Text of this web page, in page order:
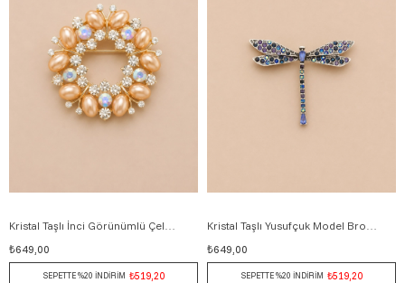
₺649,00
SEPETTE %20 İNDİRİM ₺519,20
₺649,00
SEPETTE %20 İNDİRİM ₺519,20